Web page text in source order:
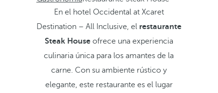
En el hotel Occidental at Xcaret
Destination – All Inclusive, el restaurante
Steak Houseofrece una experiencia
culinaria única para los amantes de la
carne. Con su ambiente rústico y
elegante, este restaurante es el lugar